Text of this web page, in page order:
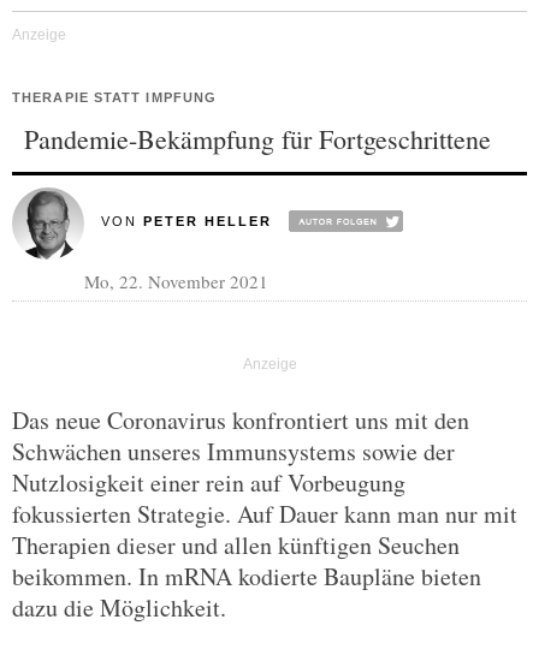
THERAPIE STATT IMPFUNG
Pandemie-Bekämpfung für Fortgeschrittene
VON PETER HELLER
Mo, 22. November 2021
Das neue Coronavirus konfrontiert uns mit den
Schwächen unseres Immunsystems sowie der
Nutzlosigkeit einer rein auf Vorbeugung
fokussierten Strategie. Auf Dauer kann man nur mit
Therapien dieser und allen künftigen Seuchen
beikommen. In mRNA kodierte Baupläne bieten
dazu die Möglichkeit.